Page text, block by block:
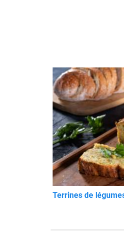
Terrines de